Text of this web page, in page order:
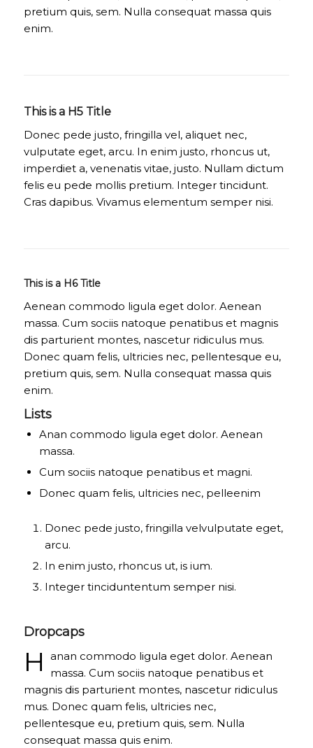
pretium quis, sem. Nulla consequat massa quis
enim.
This is a H5 Title
Donec pede justo, fringilla vel, aliquet nec,
vulputate eget, arcu. In enim justo, rhoncus ut,
imperdiet a, venenatis vitae, justo. Nullam dictum
felis eu pede mollis pretium. Integer tincidunt.
Cras dapibus. Vivamus elementum semper nisi.
This is a H6 Title
Aenean commodo ligula eget dolor. Aenean
massa. Cum sociis natoque penatibus et magnis
dis parturient montes, nascetur ridiculus mus.
Donec quam felis, ultricies nec, pellentesque eu,
pretium quis, sem. Nulla consequat massa quis
enim.
Lists
Anan commodo ligula eget dolor. Aenean
massa.
Cum sociis natoque penatibus et magni.
Donec quam felis, ultricies nec, pelleenim
Donec pede justo, fringilla velvulputate eget,
arcu.
In enim justo, rhoncus ut, is ium.
Integer tinciduntentum semper nisi.
Dropcaps
H
anan commodo ligula eget dolor. Aenean
massa. Cum sociis natoque penatibus et
magnis dis parturient montes, nascetur ridiculus
mus. Donec quam felis, ultricies nec,
pellentesque eu, pretium quis, sem. Nulla
consequat massa quis enim.